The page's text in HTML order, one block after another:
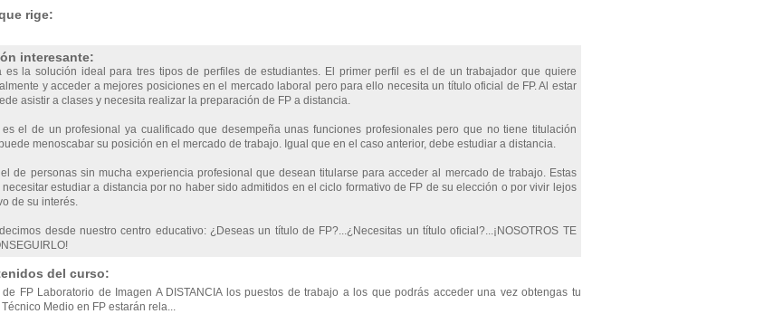
rige:
interesante:
es la solución ideal para tres tipos de perfiles de estudiantes. El primer perfil es el de un trabajador que quiere
y acceder a mejores posiciones en el mercado laboral pero para ello necesita un título oficial de FP. Al estar
asistir a clases y necesita realizar la preparación de FP a distancia.
el de un profesional ya cualificado que desempeña unas funciones profesionales pero que no tiene titulación
menoscabar su posición en el mercado de trabajo. Igual que en el caso anterior, debe estudiar a distancia.
de personas sin mucha experiencia profesional que desean titularse para acceder al mercado de trabajo. Estas
estudiar a distancia por no haber sido admitidos en el ciclo formativo de FP de su elección o por vivir lejos
de su interés.
desde nuestro centro educativo: ¿Deseas un título de FP?...¿Necesitas un título oficial?...¡NOSOTROS TE
del curso:
de FP Laboratorio de Imagen A DISTANCIA los puestos de trabajo a los que podrás acceder una vez obtengas tu
Medio en FP estarán rela...